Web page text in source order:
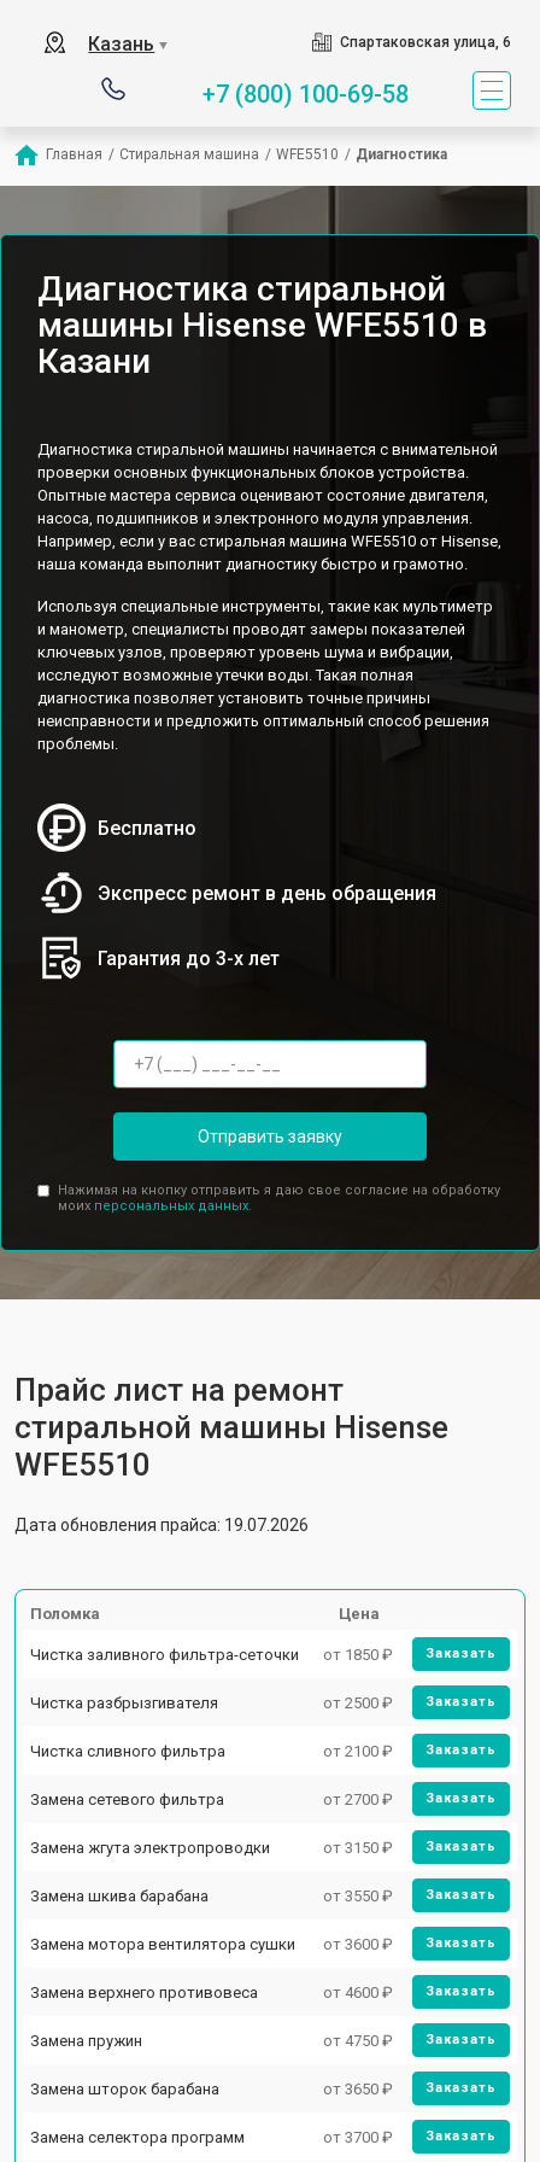
Казань ▼ Спартаковская улица, 6
+7 (800) 100-69-58
Главная / Стиральная машина / WFE5510 / Диагностика
Диагностика стиральной
машины Hisense WFE5510 в
Казани
Диагностика стиральной машины начинается с внимательной
проверки основных функциональных блоков устройства.
Опытные мастера сервиса оценивают состояние двигателя,
насоса, подшипников и электронного модуля управления.
Например, если у вас стиральная машина WFE5510 от Hisense,
наша команда выполнит диагностику быстро и грамотно.
Используя специальные инструменты, такие как мультиметр
и манометр, специалисты проводят замеры показателей
ключевых узлов, проверяют уровень шума и вибрации,
исследуют возможные утечки воды. Такая полная
диагностика позволяет установить точные причины
неисправности и предложить оптимальный способ решения
проблемы.
Бесплатно
Экспресс ремонт в день обращения
Гарантия до 3-х лет
Отправить заявку
Нажимая на кнопку отправить я даю свое согласие на обработку
моих персональных данных.
Прайс лист на ремонт
стиральной машины Hisense
WFE5510
Дата обновления прайса: 19.07.2026
Поломка Цена
Чистка заливного фильтра-сеточки от 1850 ₽ Заказать
Чистка разбрызгивателя от 2500 ₽ Заказать
Чистка сливного фильтра от 2100 ₽ Заказать
Замена сетевого фильтра от 2700 ₽ Заказать
Замена жгута электропроводки от 3150 ₽ Заказать
Замена шкива барабана от 3550 ₽ Заказать
Замена мотора вентилятора сушки от 3600 ₽ Заказать
Замена верхнего противовеса от 4600 ₽ Заказать
Замена пружин от 4750 ₽ Заказать
Замена шторок барабана от 3650 ₽ Заказать
Замена селектора программ от 3700 ₽ Заказать